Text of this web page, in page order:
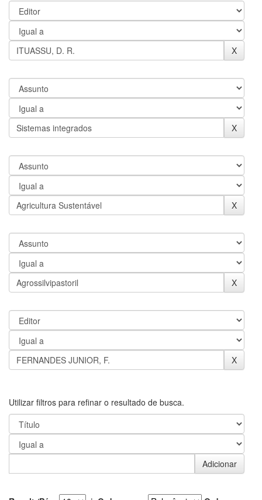
Utilizar filtros para refinar o resultado de busca.